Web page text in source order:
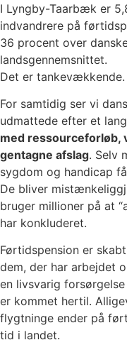
I Lyngby-Taarbæk er
indvandrere på
36 procent over
landsgennemsnittet.
Det er tankevækkende.
For samtidig ser vi
udmattede efter et
med ressourceforløb,
gentagne afslag. Selv
sygdom og handicap
De bliver
bruger millioner på at
har konkluderet.
Førtidspension er
dem, der har arbejdet
en livsvarig
er kommet hertil.
flygtninge ender på
tid i landet.